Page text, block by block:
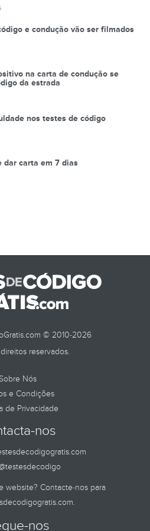
e condução vão ser filmados
na carta de condução se
da estrada
nos testes de código
dar carta em 7 dias
© 2010-2026
reservados.
Sobre Nós
e Condições
de Privacidade
nos
website? Contacte-nos para
.
nos